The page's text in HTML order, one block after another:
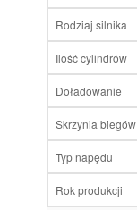
Rodziaj silnika
Ilość cylindrów
Doładowanie
Skrzynia biegów
Typ napędu
Rok produkcji